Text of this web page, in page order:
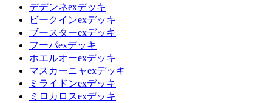
デデンネexデッキ
ビークインexデッキ
ブースターexデッキ
フーパexデッキ
ホエルオーexデッキ
マスカーニャexデッキ
ミライドンexデッキ
ミロカロスexデッキ